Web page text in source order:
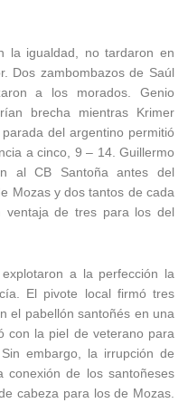
la igualdad, no tardaron en
Dos zambombazos de Saúl
a los morados. Genio
brecha mientras Krimer
del argentino permitió
a cinco, 9 – 14. Guillermo
al CB Santoña antes del
Mozas y dos tantos de cada
de tres para los del
a la perfección la
El pivote local firmó tres
el pabellón santoñés en una
con la piel de veterano para
embargo, la irrupción de
de los santoñeses
cabeza para los de Mozas.